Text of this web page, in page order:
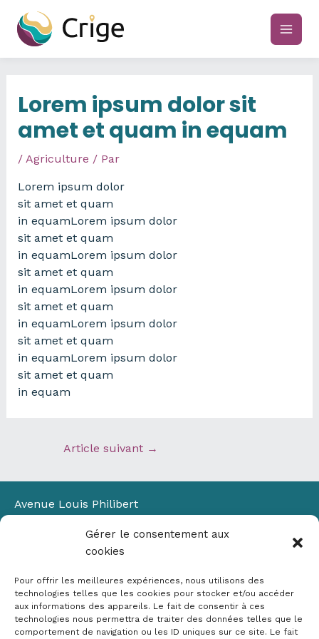
Gérer le consentement aux
cookies
Pour offrir les meilleures expériences, nous utilisons des
technologies telles que les cookies pour stocker et/ou accéder
aux informations des appareils. Le fait de consentir à ces
technologies nous permettra de traiter des données telles que le
comportement de navigation ou les ID uniques sur ce site. Le fait
contenu
main
Lorem ipsum dolor sit
amet et quam in equam
/ Agriculture / Par
Lorem ipsum dolor
sit amet et quam
in equamLorem ipsum dolor
sit amet et quam
in equamLorem ipsum dolor
sit amet et quam
in equamLorem ipsum dolor
sit amet et quam
in equamLorem ipsum dolor
sit amet et quam
in equamLorem ipsum dolor
sit amet et quam
in equam
Article suivant →
Avenue Louis Philibert
Bâtiment Laennec
13100 Aix-en-Provence
✉ contact@crige-paca.org